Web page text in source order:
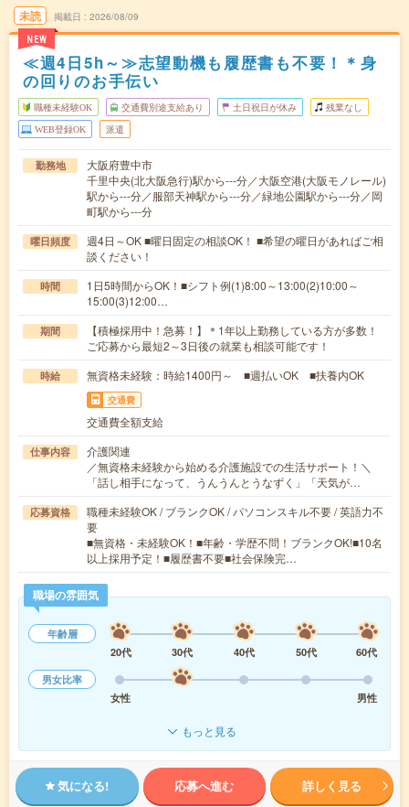
未読
NEW
掲載日 2026/08/09
≪週4日5h～≫志望動機も履歴書も不要！＊身
の回りのお手伝い
職種未経験OK 交通費別途支給あり 土日祝日が休み 残業なし
WEB登録OK 派遣
勤務地
大阪府豊中市
千里中央(北大阪急行)駅から---分／大阪空港(大阪モノレール)
駅から---分／服部天神駅から---分／緑地公園駅から---分／岡
町駅から---分
曜日頻度
週4日～OK ■曜日固定の相談OK！ ■希望の曜日があればご相
談ください！
時間
1日5時間からOK！■シフト例(1)8:00～13:00(2)10:00～
15:00(3)12:00…
期間
【積極採用中！急募！】＊1年以上勤務している方が多数！
ご応募から最短2～3日後の就業も相談可能です！
時給 無資格未経験：時給1400円～ ■週払いOK ■扶養内OK
交通費
交通費全額支給
仕事内容
介護関連
／無資格未経験から始める介護施設での生活サポート！＼
「話し相手になって、うんうんとうなずく」「天気が…
応募資格
職種未経験OK / ブランクOK / パソコンスキル不要 / 英語力不
要
■無資格・未経験OK！■年齢・学歴不問！ブランクOK!■10名
以上採用予定！■履歴書不要■社会保険完…
職場の雰囲気
年齢層
20代
30代 40代 50代
60代
男女比率
女性
男性
もっと見る
気になる! 応募へ進む 詳しく見る